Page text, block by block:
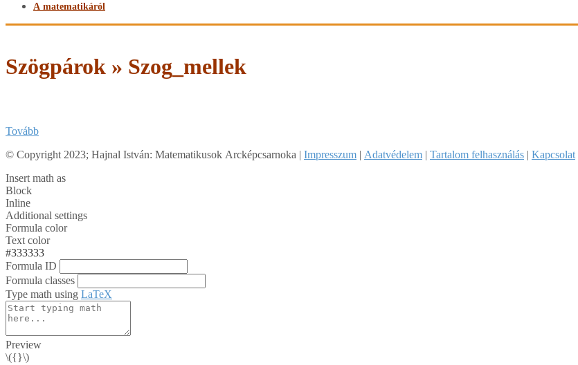
A matematikáról
Szögpárok » Szog_mellek
Tovább
2018-
25
© Copyright 2023; Hajnal István: Matematikusok Arcképcsarnoka | Impresszum | Adatvédelem | Tartalom felhasználás | Kapcsolat
Insert math as
Block
Inline
Additional settings
Formula color
Text color
#333333
Formula ID
Formula classes
Type math using LaTeX
Preview
\({}\)